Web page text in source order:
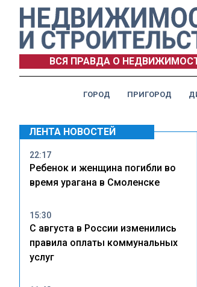
ВСЯ ПРАВДА О
ГОРОД ПРИГОРОД
ЛЕНТА НОВОСТЕЙ
22:17
Ребенок и женщина погибли во
время урагана в Смоленске
15:30
С августа в России изменились
правила оплаты коммунальных
услуг